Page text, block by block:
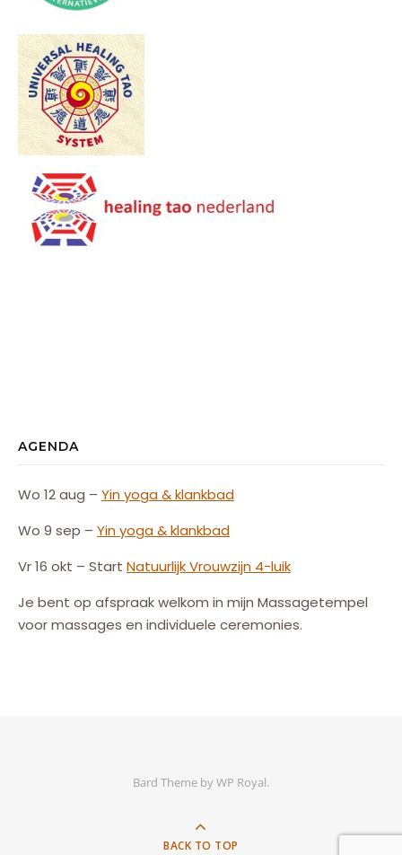
AGENDA
Wo 12 aug – Yin yoga & klankbad
Wo 9 sep – Yin yoga & klankbad
Vr 16 okt – Start NatuurlijkVrouwzijn 4-luik
Je bent op afspraak welkom in mijn Massagetempel
voor massages en individuele ceremonies.
Bard Theme byWP Royal.
BACK TO TOP